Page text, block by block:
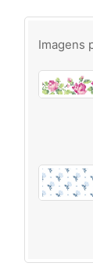
Imagens